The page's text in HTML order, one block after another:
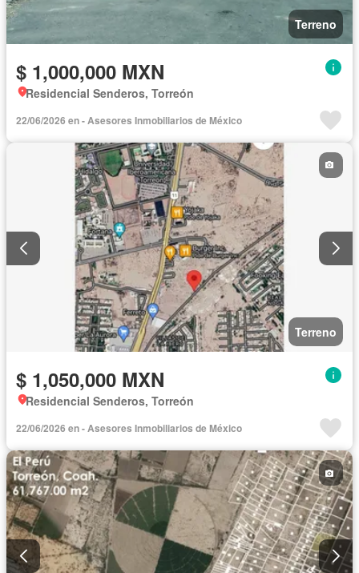
Terreno
$ 1,000,000 MXN
Residencial Senderos, Torreón
22/06/2026 en - Asesores Inmobiliarios de México
Terreno
$ 1,050,000 MXN
Residencial Senderos, Torreón
22/06/2026 en - Asesores Inmobiliarios de México